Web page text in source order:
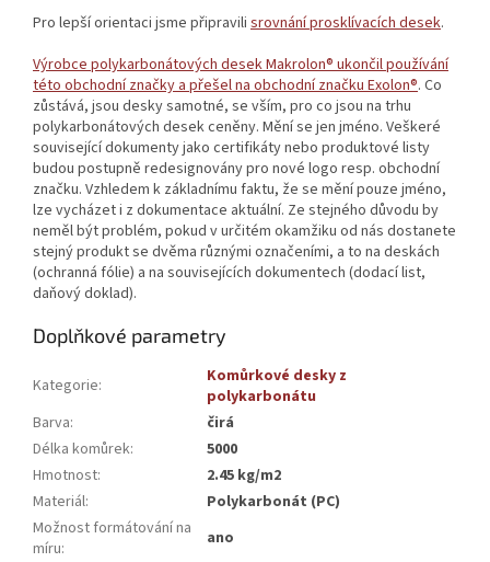
Pro lepší orientaci jsme připravili srovnání prosklívacích desek.
Výrobce polykarbonátových desek Makrolon® ukončil používání
této obchodní značky a přešel na obchodní značku Exolon®. Co
zůstává, jsou desky samotné, se vším, pro co jsou na trhu
polykarbonátových desek ceněny. Mění se jen jméno. Veškeré
související dokumenty jako certifikáty nebo produktové listy
budou postupně redesignovány pro nové logo resp. obchodní
značku. Vzhledem k základnímu faktu, že se mění pouze jméno,
lze vycházet i z dokumentace aktuální. Ze stejného důvodu by
neměl být problém, pokud v určitém okamžiku od nás dostanete
stejný produkt se dvěma různými označeními, a to na deskách
(ochranná fólie) a na souvisejících dokumentech (dodací list,
daňový doklad).
Doplňkové parametry
Kategorie:
Komůrkové desky z
polykarbonátu
Barva:
čirá
Délka komůrek:
5000
Hmotnost:
2.45 kg/m2
Materiál:
Polykarbonát (PC)
Možnost formátování na
míru:
ano